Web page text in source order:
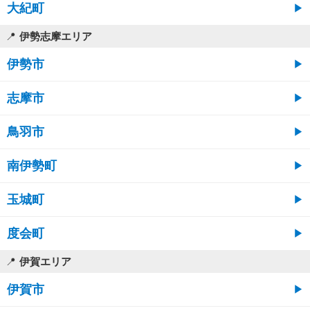
大紀町
伊勢志摩エリア
伊勢市
志摩市
鳥羽市
南伊勢町
玉城町
度会町
伊賀エリア
伊賀市